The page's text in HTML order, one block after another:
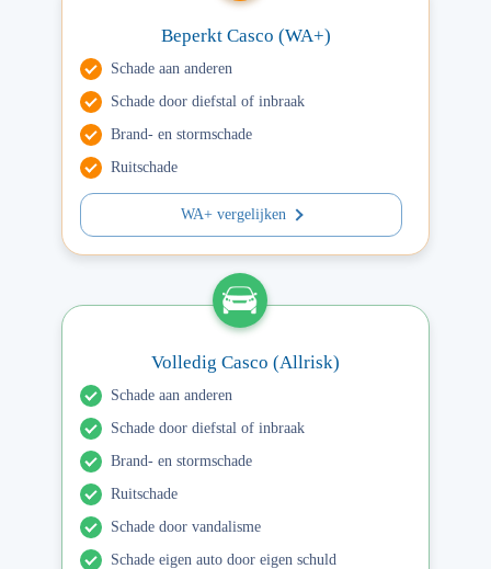
Beperkt Casco (WA+)
Schade aan anderen
Schade door diefstal of inbraak
Brand- en stormschade
Ruitschade
WA+ vergelijken
Volledig Casco (Allrisk)
Schade aan anderen
Schade door diefstal of inbraak
Brand- en stormschade
Ruitschade
Schade door vandalisme
Schade eigen auto door eigen schuld